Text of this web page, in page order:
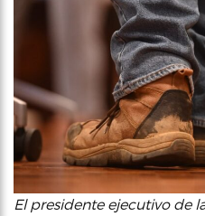
El presidente ejecutivo de